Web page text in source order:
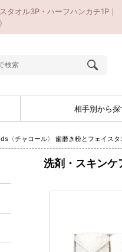
タオル3P・ハーフハンカチ1P｜
相手別から探
〈チャコール〉 歯磨き粉とフェイス
洗剤・スキンケ